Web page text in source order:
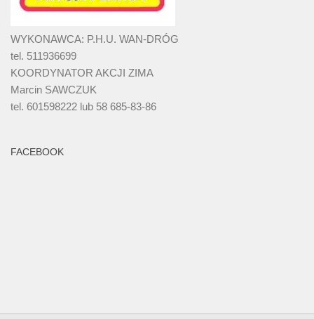
WYKONAWCA: P.H.U. WAN-DRÓG
tel. 511936699
KOORDYNATOR AKCJI ZIMA
Marcin SAWCZUK
tel. 601598222 lub 58 685-83-86
FACEBOOK